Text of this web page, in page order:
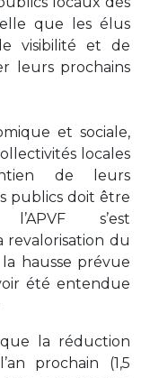
que les élus
visibilité et de
leurs prochains
et sociale,
locales
de leurs
publics doit être
s’est
du
la hausse prévue
été entendue
que la réduction
prochain (1,5